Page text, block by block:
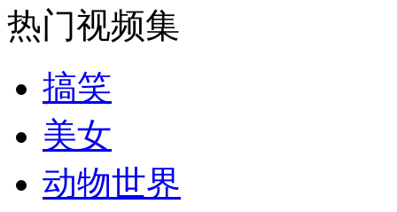
司机酒驾遇交警 急速倒车逃窜
热门视频集
搞笑
美女
动物世界